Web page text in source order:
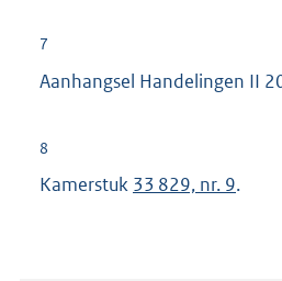
7
Aanhangsel Handelingen II
8
Kamerstuk 33 829, nr. 9.